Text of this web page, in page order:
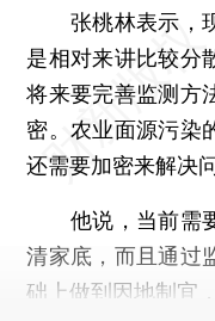
张桃林表示，现
是相对来讲比较分
将来要完善监测方
密。农业面源污染
还需要加密来解决问
他说，当前需要
清家底，而且通过
础上做到因地制宜